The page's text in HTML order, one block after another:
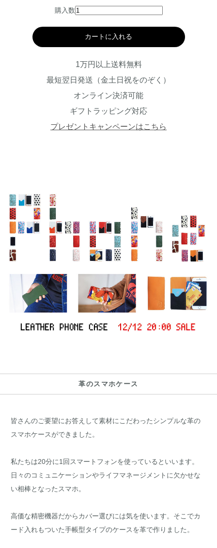
購入数
カートに入れる
1万円以上送料無料
最短翌日発送（金土日祝をのぞく）
オンライン決済可能
ギフトラッピング対応
プレゼントキャンペーンはこちら
革のスマホケース
皆さんのご要望にお答えして素材にこだわったシンプルな革の
スマホケースができました。
私たちは20分に1回スマートフォンを使っているといいます。
日々のコミュニケーションやライフマネージメントに欠かせな
い相棒となったスマホ。
高価な精密機器だからカバー選びには気を使います。そこでカ
ード入れもついた手帳型タイプのケースを革で作りました。